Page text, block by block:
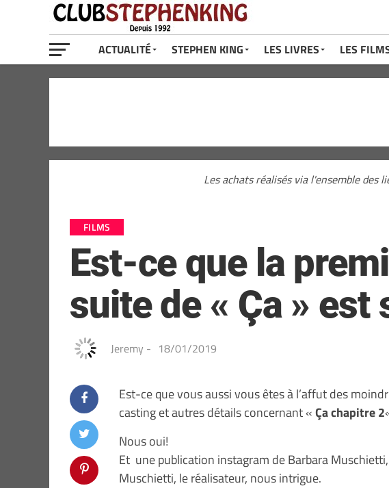
ACTUALITÉ STEPHEN KING LES LIVRES LES
Les achats réalisés via l'ensemble des
FILMS
Est-ce que la
suite de « Ça » est
Jeremy - 18/01/2019
Est-ce que vous aussi vous êtes à l’affut des
casting et autres détails concernant «Ça chapitre 2
Nous oui!
Et une publication instagram de Barbara
Muschietti, le réalisateur, nous intrigue.